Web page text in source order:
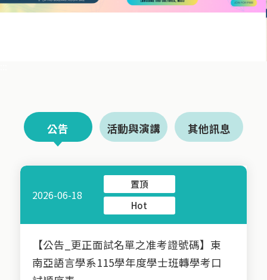
公告 活動與演講 其他訊息
2026-06-18
置頂
Hot
【公告_更正面試名單之准考證號碼】東
南亞語言學系115學年度學士班轉學考口